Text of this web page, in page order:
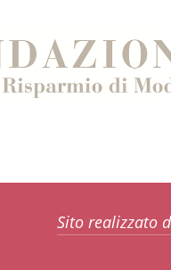
Sito realizzato